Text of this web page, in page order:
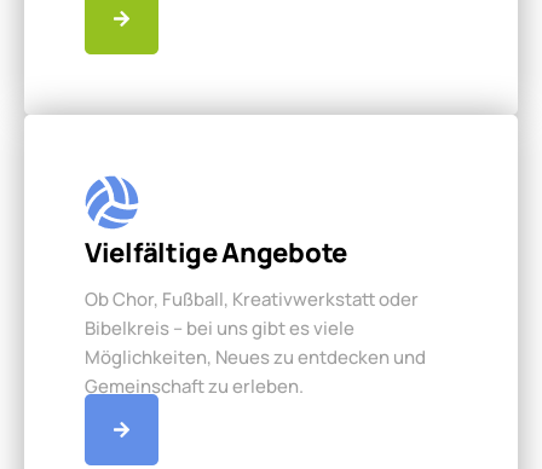
Vielfältige Angebote
Ob Chor, Fußball, Kreativwerkstatt oder
Bibelkreis – bei uns gibt es viele
Möglichkeiten, Neues zu entdecken und
Gemeinschaft zu erleben.